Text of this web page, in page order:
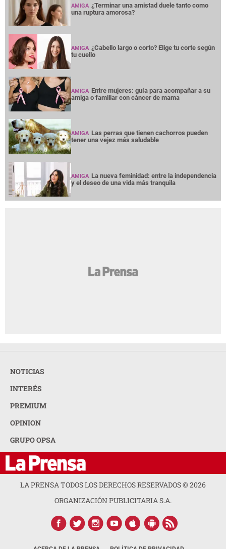
AMIGA ¿Terminar una amistad duele tanto como
una ruptura amorosa?
AMIGA ¿Cabello largo o corto? Elige tu corte según
tu cuello
AMIGA Entre mujeres: guía para acompañar a su
amiga o familiar con cáncer de mama
AMIGA Las perras que tienen cachorros pueden
tener una vejez más saludable
AMIGA La nueva feminidad: entre la independencia
y el deseo de una vida más tranquila
NOTICIAS
INTERÉS
PREMIUM
OPINION
GRUPO OPSA
LA PRENSA TODOS LOS DERECHOS RESERVADOS ©2026
ORGANIZACIÓN PUBLICITARIA S.A.